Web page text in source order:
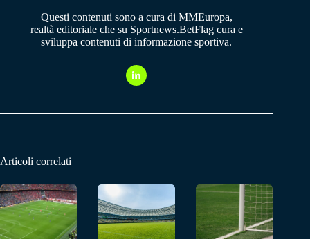
Questi contenuti sono a cura di MMEuropa,
realtà editoriale che su Sportnews.BetFlag cura e
sviluppa contenuti di informazione sportiva.
Articoli correlati